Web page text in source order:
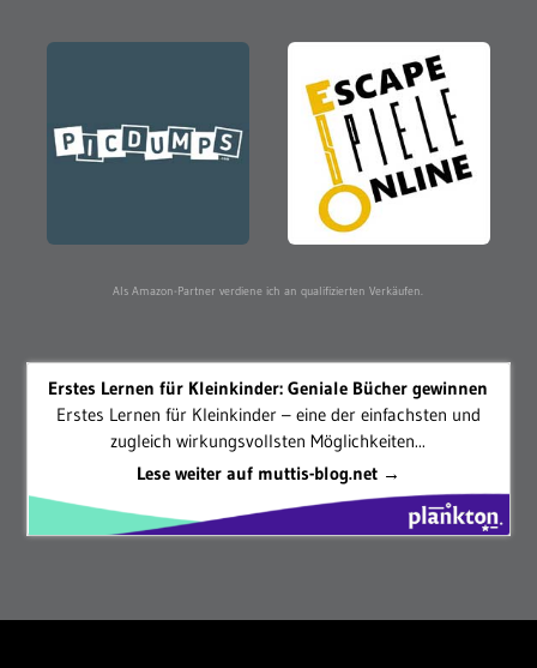
Als Amazon-Partner verdiene ich an qualifizierten Verkäufen.
Erstes Lernen für Kleinkinder: Geniale Bücher gewinnen
Erstes Lernen für Kleinkinder – eine der einfachsten und
zugleich wirkungsvollsten Möglichkeiten...
Lese weiter auf muttis-blog.net →